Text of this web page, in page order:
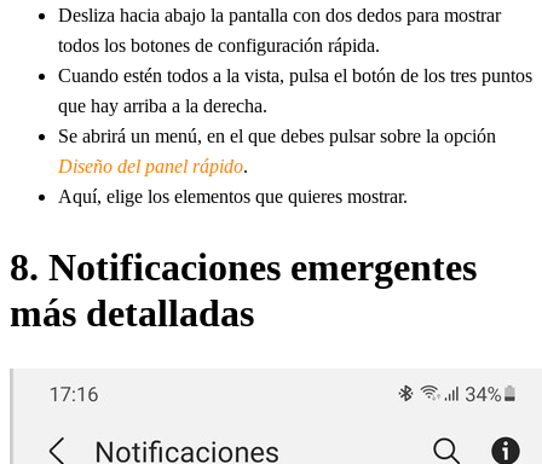
Desliza hacia abajo la pantalla con dos dedos para mostrar
todos los botones de configuración rápida.
Cuando estén todos a la vista, pulsa el botón de los tres puntos
que hay arriba a la derecha.
Se abrirá un menú, en el que debes pulsar sobre la opción
Diseño del panel rápido.
Aquí, elige los elementos que quieres mostrar.
8. Notificaciones emergentes
más detalladas